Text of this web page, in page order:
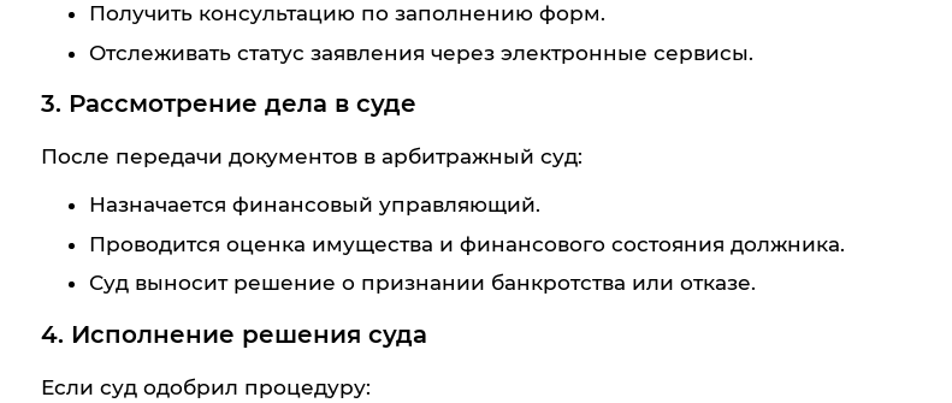
Получить консультацию по заполнению форм.
Отслеживать статус заявления через электронные сервисы.
3. Рассмотрение дела в суде
После передачи документов в арбитражный суд:
Назначается финансовый управляющий.
Проводится оценка имущества и финансового состояния должника.
Суд выносит решение о признании банкротства или отказе.
4. Исполнение решения суда
Если суд одобрил процедуру: